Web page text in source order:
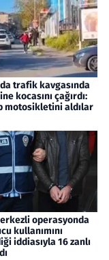
trafik kavgasında
kocasını çağırdı:
motosikletini aldılar
operasyonda
kullanımını
iddiasıyla 16 zanlı